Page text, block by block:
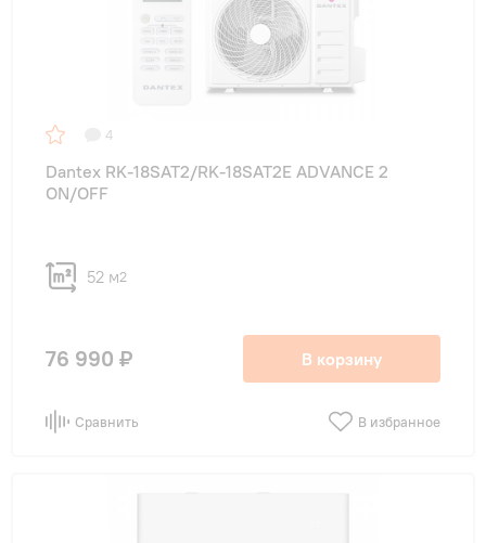
4
Dantex RK-18SAT2/RK-18SAT2E ADVANCE 2
ON/OFF
52 м2
76 990 ₽ В корзину
Сравнить В избранное